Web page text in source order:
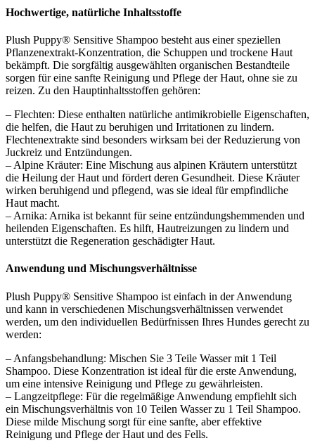
Hochwertige, natürliche Inhaltsstoffe
Plush Puppy® Sensitive Shampoo besteht aus einer speziellen
Pflanzenextrakt-Konzentration, die Schuppen und trockene Haut
bekämpft. Die sorgfältig ausgewählten organischen Bestandteile
sorgen für eine sanfte Reinigung und Pflege der Haut, ohne sie zu
reizen. Zu den Hauptinhaltsstoffen gehören:
– Flechten: Diese enthalten natürliche antimikrobielle Eigenschaften,
die helfen, die Haut zu beruhigen und Irritationen zu lindern.
Flechtenextrakte sind besonders wirksam bei der Reduzierung von
Juckreiz und Entzündungen.
– Alpine Kräuter: Eine Mischung aus alpinen Kräutern unterstützt
die Heilung der Haut und fördert deren Gesundheit. Diese Kräuter
wirken beruhigend und pflegend, was sie ideal für empfindliche
Haut macht.
– Arnika: Arnika ist bekannt für seine entzündungshemmenden und
heilenden Eigenschaften. Es hilft, Hautreizungen zu lindern und
unterstützt die Regeneration geschädigter Haut.
Anwendung und Mischungsverhältnisse
Plush Puppy® Sensitive Shampoo ist einfach in der Anwendung
und kann in verschiedenen Mischungsverhältnissen verwendet
werden, um den individuellen Bedürfnissen Ihres Hundes gerecht zu
werden:
– Anfangsbehandlung: Mischen Sie 3 Teile Wasser mit 1 Teil
Shampoo. Diese Konzentration ist ideal für die erste Anwendung,
um eine intensive Reinigung und Pflege zu gewährleisten.
– Langzeitpflege: Für die regelmäßige Anwendung empfiehlt sich
ein Mischungsverhältnis von 10 Teilen Wasser zu 1 Teil Shampoo.
Diese milde Mischung sorgt für eine sanfte, aber effektive
Reinigung und Pflege der Haut und des Fells.